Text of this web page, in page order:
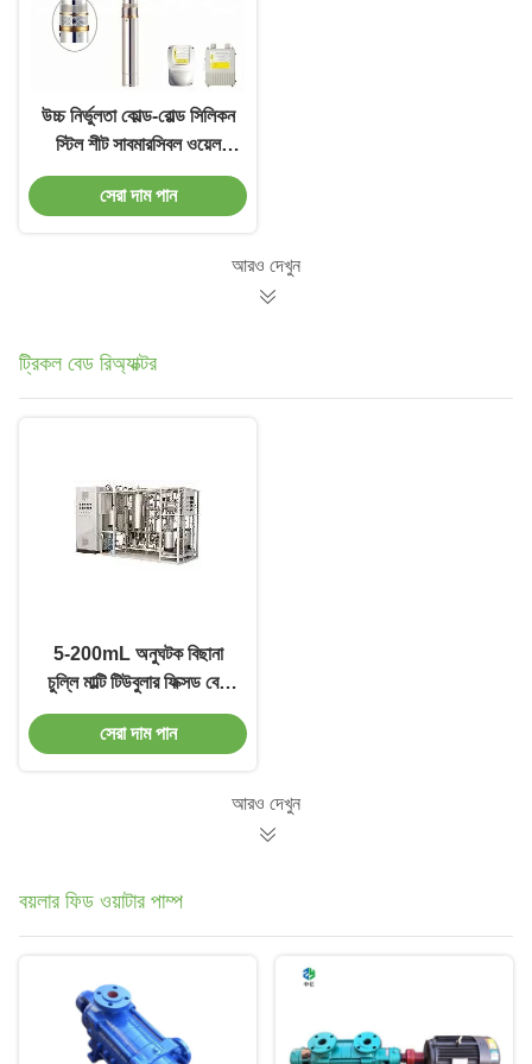
উচ্চ নির্ভুলতা কোল্ড-রোল্ড সিলিকন
স্টিল শীট সাবমারসিবল ওয়েল
বোরহোল ওয়াটার পাম্প
সেরা দাম পান
আরও দেখুন
ট্রিকল বেড রিঅ্যাক্টর
5-200mL অনুঘটক বিছানা
চুল্লি মাল্টি টিউবুলার ফিক্সড বেড
চুল্লি
সেরা দাম পান
আরও দেখুন
বয়লার ফিড ওয়াটার পাম্প